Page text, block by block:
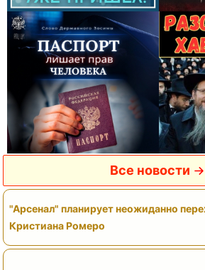
Все новости
"Арсенал" планирует неожиданно
Кристиана Ромеро